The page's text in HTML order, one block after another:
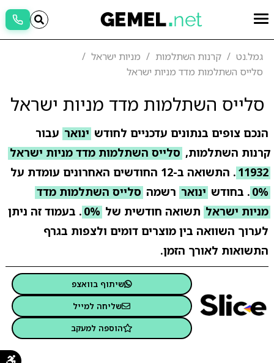
גמל.נט קרנות השתלמות
מניות ישראל
סלייס השתלמות מדד מניות ישראל
סלייס השתלמות מדד מניות ישראל
הנכם צופים בנתונים עדכניים לחודש ינואר עבור
קרנות השתלמות, סלייס השתלמות מדד מניות ישראל
11932 . התשואה ב-12 החודשים האחרונים עומדת על
0% . בחודש ינואר רשמה סלייס השתלמות מדד
מניות ישראל תשואה חודשית של 0% . בעמוד זה ניתן
לערוך השוואה בין מוצרים דומים ולצפות בגרף
התשואות לאורך הזמן.
שיתוף בוואצפ
שליחה למייל
הוספה למעקב